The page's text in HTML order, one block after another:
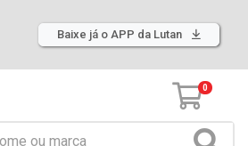
Baixe já o APP da Lutan
0